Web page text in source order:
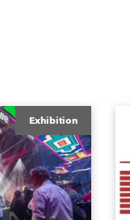
Exhibition